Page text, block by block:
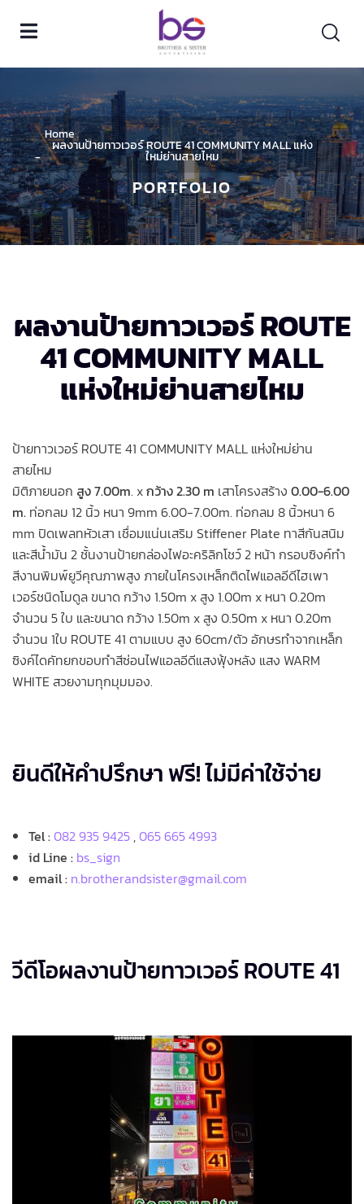
Home
ผลงานป้ายทาวเวอร์ ROUTE 41 COMMUNITY MALL แห่ง
ใหม่ย่านสายไหม
PORTFOLIO
ผลงานป้ายทาวเวอร์ ROUTE
41 COMMUNITY MALL
แห่งใหม่ย่านสายไหม
ป้ายทาวเวอร์ ROUTE 41 COMMUNITY MALL แห่งใหม่ย่าน
สายไหม
มิติภายนอก สูง 7.00m. xกว้าง 2.30 m เสาโครงสร้าง 0.00-6.00
m. ท่อกลม 12 นิ้ว หนา 9mm 6.00-7.00m. ท่อกลม 8 นิ้วหนา 6
mm ปิดเพลทหัวเสา เชื่อมแน่นเสริม Stiffener Plate ทาสีกันสนิม
และสีน้ำมัน 2 ชั้นงานป้ายกล่องไฟอะคริลิกโชว์ 2 หน้า กรอบซิงค์ทำ
สีงานพิมพ์ยูวีคุณภาพสูง ภายในโครงเหล็กติดไฟแอลอีดีไฮเพา
เวอร์ชนิดโมดูล ขนาด กว้าง 1.50m x สูง 1.00m x หนา 0.20m
จำนวน 5 ใบ และขนาด กว้าง 1.50m x สูง 0.50m x หนา 0.20m
จำนวน 1ใบ ROUTE 41 ตามแบบ สูง 60cm/ตัว อักษรทำจากเหล็ก
ซิงค์ไดคัทยกขอบทำสีซ่อนไฟแอลอีดีแสงฟุ้งหลัง แสง WARM
WHITE สวยงามทุกมุมมอง.
ยินดีให้คำปรึกษา ฟรี! ไม่มีค่าใช้จ่าย
Tel :082 935 9425 ,065 665 4993
id Line : bs_sign
email : n.brotherandsister@gmail.com
วีดีโอผลงานป้ายทาวเวอร์ ROUTE 41